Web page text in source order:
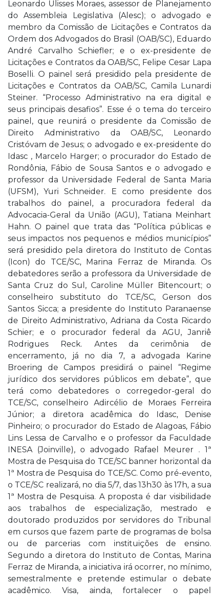
Leonardo Ulisses Moraes, assessor de Planejamento
do Assembleia Legislativa (Alesc); o advogado e
membro da Comissão de Licitações e Contratos da
Ordem dos Advogados do Brasil (OAB/SC), Eduardo
André Carvalho Schiefler; e o ex-presidente de
Licitações e Contratos da OAB/SC, Felipe Cesar Lapa
Boselli. O painel será presidido pela presidente de
Licitações e Contratos da OAB/SC, Camila Lunardi
Steiner. “Processo Administrativo na era digital e
seus principais desafios”. Esse é o tema do terceiro
painel, que reunirá o presidente da Comissão de
Direito Administrativo da OAB/SC, Leonardo
Cristóvam de Jesus; o advogado e ex-presidente do
Idasc , Marcelo Harger; o procurador do Estado de
Rondônia, Fábio de Sousa Santos e o advogado e
professor da Universidade Federal de Santa Maria
(UFSM), Yuri Schneider. E como presidente dos
trabalhos do painel, a procuradora federal da
Advocacia-Geral da União (AGU), Tatiana Meinhart
Hahn. O painel que trata das “Política públicas e
seus impactos nos pequenos e médios municípios”
será presidido pela diretora do Instituto de Contas
(Icon) do TCE/SC, Marina Ferraz de Miranda. Os
debatedores serão a professora da Universidade de
Santa Cruz do Sul, Caroline Müller Bitencourt; o
conselheiro substituto do TCE/SC, Gerson dos
Santos Sicca; a presidente do Instituto Paranaense
de Direito Administrativo, Adriana da Costa Ricardo
Schier; e o procurador federal da AGU, Janriê
Rodrigues Reck. Antes da cerimônia de
encerramento, já no dia 7, a advogada Karine
Broering de Campos presidirá o painel “Regime
jurídico dos servidores públicos em debate”, que
terá como debatedores o corregedor-geral do
TCE/SC, conselheiro Adircélio de Moraes Ferreira
Júnior; a diretora acadêmica do Idasc, Denise
Pinheiro; o procurador do Estado de Alagoas, Fábio
Lins Lessa de Carvalho e o professor da Faculdade
INESA (Joinville), o advogado Rafael Meurer . 1ª
Mostra de Pesquisa do TCE/SC banner horizontal da
1ª Mostra de Pesquisa do TCE/SC. Como pré-evento,
o TCE/SC realizará, no dia 5/7, das 13h30 às 17h, a sua
1ª Mostra de Pesquisa. A proposta é dar visibilidade
aos trabalhos de especialização, mestrado e
doutorado produzidos por servidores do Tribunal
em cursos que fazem parte de programas de bolsa
ou de parcerias com instituições de ensino.
Segundo a diretora do Instituto de Contas, Marina
Ferraz de Miranda, a iniciativa irá ocorrer, no mínimo,
semestralmente e pretende estimular o debate
acadêmico. Visa, ainda, fortalecer o papel